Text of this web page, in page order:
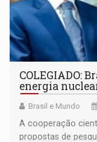
COLEGIADO:
energia
Brasil e Mundo
A cooperação
propostas de